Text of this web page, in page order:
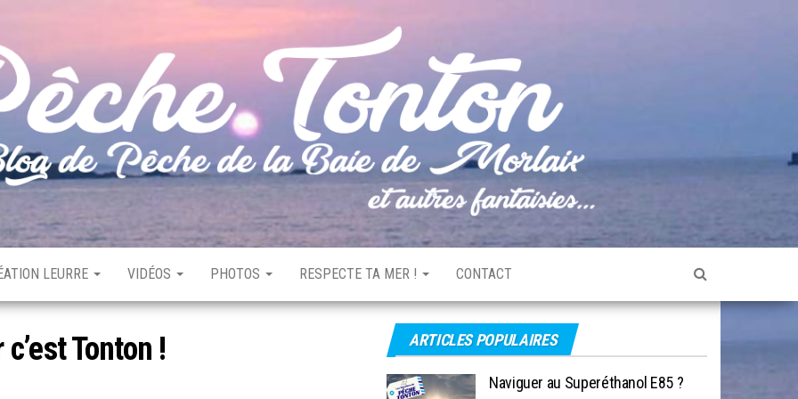
LEURRE VIDÉOS PHOTOS RESPECTE TA MER ! CONTACT
Tonton ! ARTICLES POPULAIRES
Naviguer au Superéthanol E85 ?